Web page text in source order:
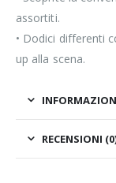
assortiti.
• Dodici differenti
up alla scena.
RECENSIONI